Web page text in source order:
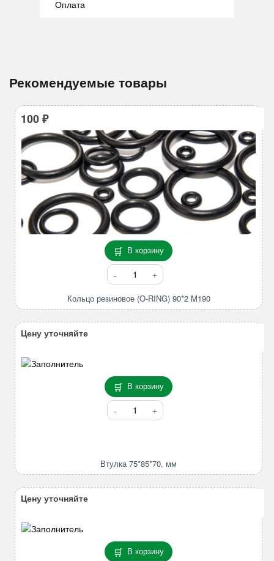
Оплата
Рекомендуемые товары
В корзину
Количество
товара
Кольцо
резиновое
(O-
Кольцо резиновое (O-RING) 90*2 M190
100₽
В корзину
Количество
товара
Втулка 75*85*70, мм
Цену уточняйте
В корзину
Цену уточняйте